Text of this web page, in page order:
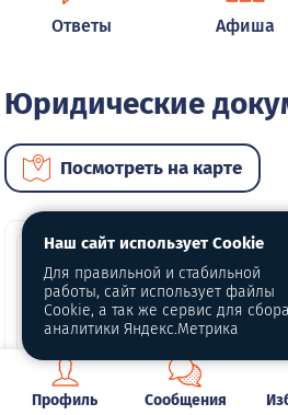
Ответы Афиша
Юридические
Посмотреть на карте
Профиль Сообщения
Наш сайт использует Cookie
Для правильной и стабильной
работы, сайт использует файлы
Cookie, а так же сервис для сбора
аналитики Яндекс.Метрика